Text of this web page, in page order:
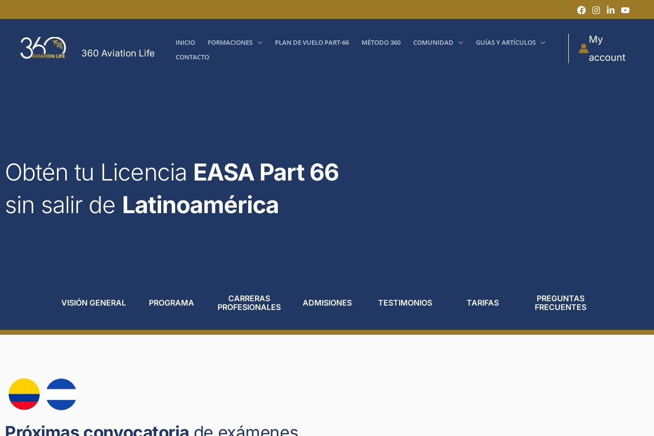
al
contenido
360 Aviation Life
INICIO FORMACIONES PLAN DE VUELO PART-66 MÉTODO 360 COMUNIDAD
GUÍAS Y ARTÍCULOS
CONTACTO
My
account
Obtén tu Licencia EASA Part 66
sin salir de Latinoamérica
VISIÓN GENERAL PROGRAMA
CARRERAS
PROFESIONALES
ADMISIONES TESTIMONIOS TARIFAS
PREGUNTAS
FRECUENTES